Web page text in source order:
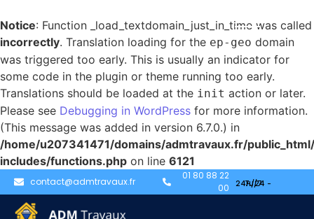
Notice: Function _load_textdomain_just_in_time was called
incorrectly. Translation loading for the ep-geo domain
was triggered too early. This is usually an indicator for
some code in the plugin or theme running too early.
Translations should be loaded at the init action or later.
Please see Debugging in WordPress for more information.
(This message was added in version 6.7.0.) in
/home/u207341471/domains/admtravaux.fr/
includes/functions.php on line 6121
contact@admtravaux.fr
01 80 88 22
00